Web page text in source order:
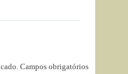
Campos obrigatórios